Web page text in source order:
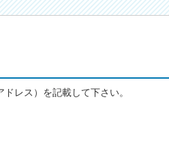
レス）を記載して下さい。